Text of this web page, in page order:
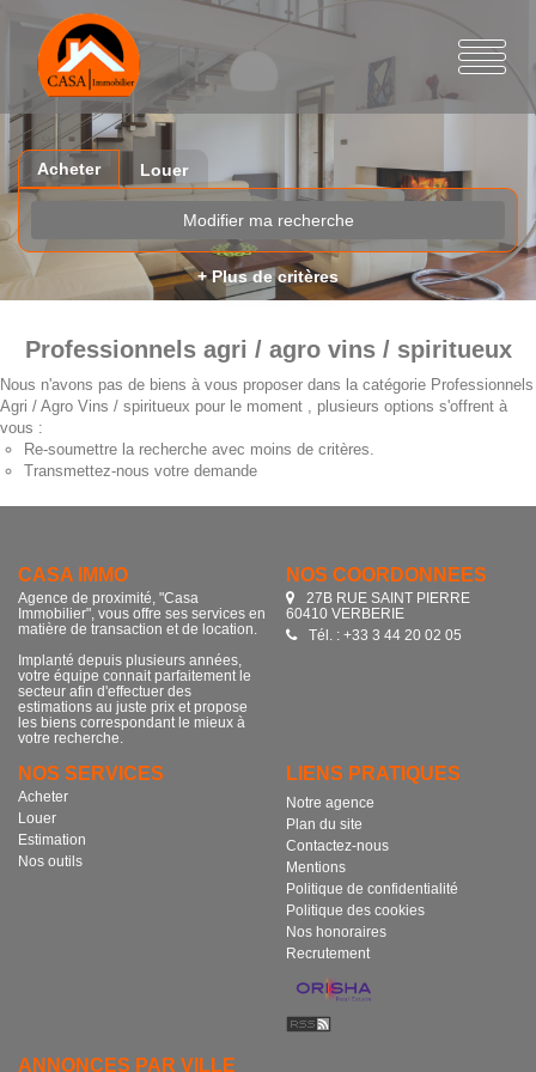
Acheter Louer
Modifier ma recherche
+ Plus de critères
Professionnels agri / agro vins / spiritueux
Nous n'avons pas de biens à vous proposer dans la catégorie Professionnels
Agri / Agro Vins / spiritueux pour le moment , plusieurs options s'offrent à
vous :
Re-soumettre la recherche avec moins de critères.
Transmettez-nous votre demande
CASA IMMO
Agence de proximité, "Casa
Immobilier", vous offre ses services en
matière de transaction et de location.
Implanté depuis plusieurs années,
votre équipe connait parfaitement le
secteur afin d'effectuer des
estimations au juste prix et propose
les biens correspondant le mieux à
votre recherche.
NOS COORDONNÉES
27B RUE SAINT PIERRE
60410 VERBERIE
Tél. : +33 3 44 20 02 05
NOS SERVICES
Acheter
Louer
Estimation
Nos outils
LIENS PRATIQUES
Notre agence
Plan du site
Contactez-nous
Mentions
Politique de confidentialité
Politique des cookies
Nos honoraires
Recrutement
ANNONCES PAR VILLE